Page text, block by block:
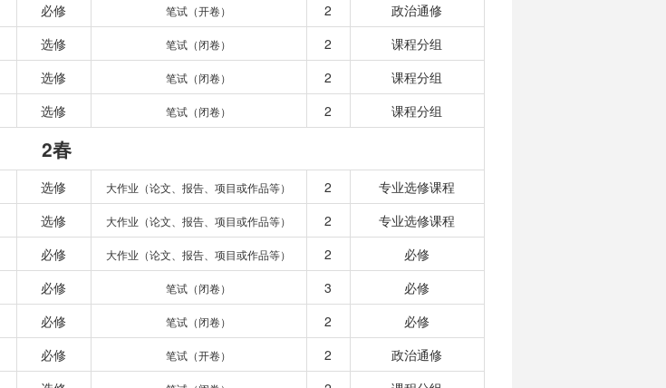
必修 笔试（开卷） 2
政治通修
选修 笔试（闭卷） 2
课程分组
选修 笔试（闭卷） 2
课程分组
选修 笔试（闭卷） 2 课程分组
2春
选修 大作业（论文、报告、项目或作品等） 2
专业选修课程
选修 大作业（论文、报告、项目或作品等） 2
专业选修课程
必修 大作业（论文、报告、项目或作品等） 2
必修
必修 笔试（闭卷） 3
必修
必修 笔试（闭卷） 2
必修
必修 笔试（开卷） 2
政治通修